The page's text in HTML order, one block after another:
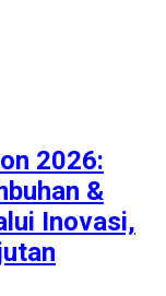
2026:
&
Inovasi,